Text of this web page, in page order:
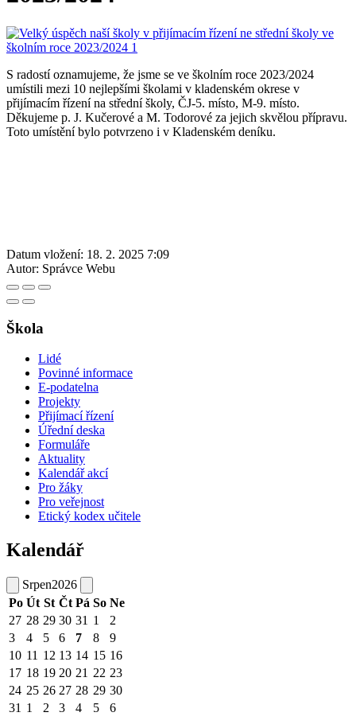
S radostí oznamujeme, že jsme se ve školním roce 2023/2024
umístili mezi 10 nejlepšími školami v kladenském okrese v
přijímacím řízení na střední školy, ČJ-5. místo, M-9. místo.
Děkujeme p. J. Kučerové a M. Todorové za jejich skvělou přípravu.
Toto umístění bylo potvrzeno i v Kladenském deníku.
Datum vložení: 18. 2. 2025 7:09
Autor: Správce Webu
Škola
Lidé
Povinné informace
E-podatelna
Projekty
Přijímací řízení
Úřední deska
Formuláře
Aktuality
Kalendář akcí
Pro žáky
Pro veřejnost
Etický kodex učitele
Kalendář
Srpen2026
Po Út St Čt Pá So Ne
27 28 29 30 31 1
2
3
4 5 6 7 8
9
10 11 12 13 14 15 16
17 18 19 20 21 22 23
24 25 26 27 28 29 30
31 1 2 3 4 5 6